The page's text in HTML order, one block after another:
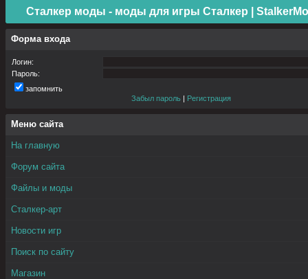
Сталкер моды - моды для игры Сталкер |
Форма входа
Логин:
Пароль:
запомнить
Забыл пароль | Регистрация
Меню сайта
На главную
Форум сайта
Файлы и моды
Сталкер-арт
Новости игр
Поиск по сайту
Магазин